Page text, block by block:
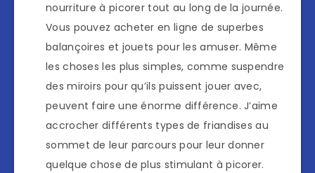
nourriture à picorer tout au long de la journée.
Vous pouvez acheter en ligne de superbes
balançoires et jouets pour les amuser. Même
les choses les plus simples, comme suspendre
des miroirs pour qu’ils puissent jouer avec,
peuvent faire une énorme différence. J’aime
accrocher différents types de friandises au
sommet de leur parcours pour leur donner
quelque chose de plus stimulant à picorer.